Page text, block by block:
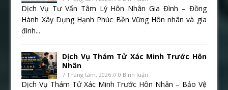
Dịch Vụ Tư Vấn Tâm Lý Hôn Nhân Gia Đình – Đồng
Hành Xây Dựng Hạnh Phúc Bền Vững Hôn nhân và gia
đình...
Dịch Vụ Thám Tử Xác Minh Trước Hôn
Nhân
7 Tháng tám, 2026 // 0 Bình luận
Dịch Vụ Thám Tử Xác Minh Trước Hôn Nhân – Bảo Vệ